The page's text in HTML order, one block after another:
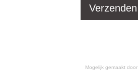
Verzenden
Mogelijk gemaakt door